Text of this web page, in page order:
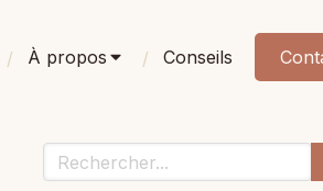
À propos Conseils
Rechercher